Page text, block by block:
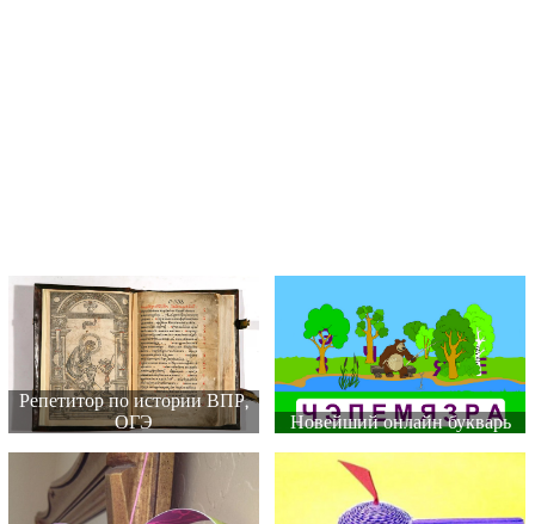
Репетитор по истории ВПР,
ОГЭ
Новейший онлайн букварь